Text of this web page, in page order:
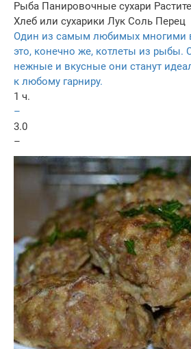
Рыба Панировочные сухари
Хлеб или сухарики Лук Соль Перец
Один из самым любимых многими
это, конечно же, котлеты из рыбы.
нежные и вкусные они станут
к любому гарниру.
1 ч.
–
3.0
–